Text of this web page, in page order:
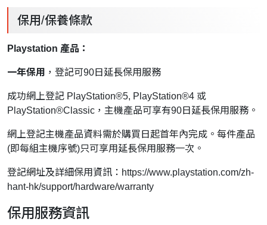
保用/保養條款
Playstation 產品：
一年保用 ，登記可90日延長保用服務
成功網上登記 PlayStation®5, PlayStation®4 或
PlayStation®Classic，主機產品可享有90日延長保用服務。
網上登記主機產品資料需於購買日起首年內完成。每件產品
(即每組主機序號)只可享用延長保用服務一次。
登記網址及詳細保用資訊： https://www.playstation.com/zh-
hant-hk/support/hardware/warranty
保用服務資訊